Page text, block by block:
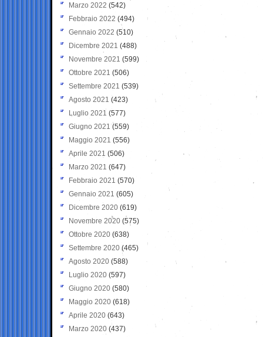
Marzo 2022 (542)
Febbraio 2022 (494)
Gennaio 2022 (510)
Dicembre 2021 (488)
Novembre 2021 (599)
Ottobre 2021 (506)
Settembre 2021 (539)
Agosto 2021 (423)
Luglio 2021 (577)
Giugno 2021(559)
Maggio 2021 (556)
Aprile 2021 (506)
Marzo 2021 (647)
Febbraio 2021 (570)
Gennaio 2021 (605)
Dicembre 2020 (619)
Novembre 2020 (575)
Ottobre 2020 (638)
Settembre 2020(465)
Agosto 2020 (588)
Luglio 2020 (597)
Giugno 2020 (580)
Maggio 2020 (618)
Aprile 2020 (643)
Marzo 2020 (437)